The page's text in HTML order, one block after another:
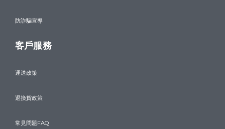
防詐騙宣導
客戶服務
運送政策
退換貨政策
常見問題FAQ